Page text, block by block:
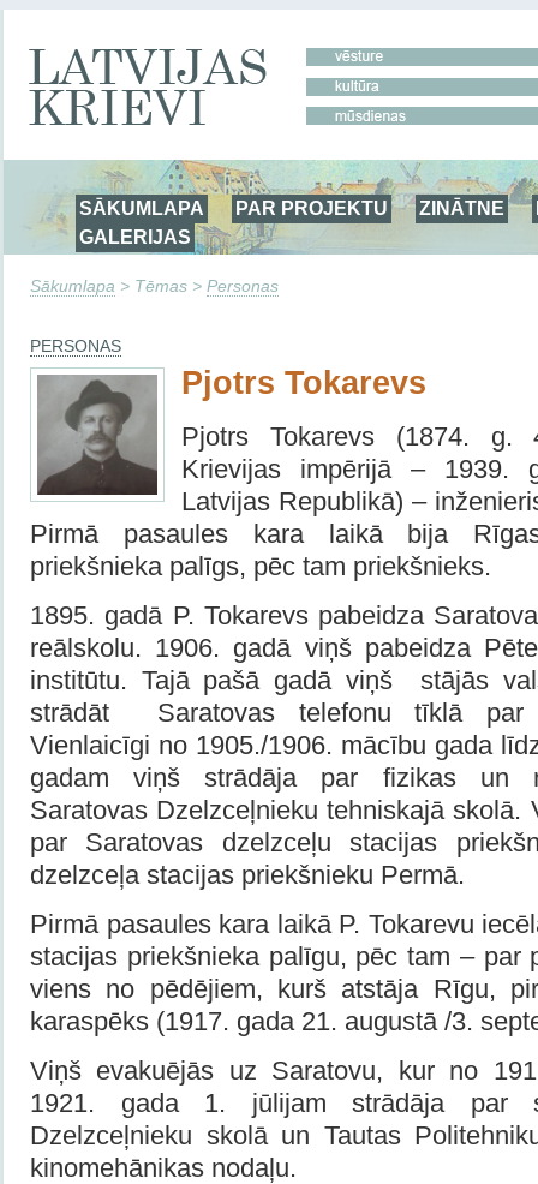
SĀKUMLAPA PAR PROJEKTU ZINĀTNE
GALERIJAS
Sākumlapa > Tēmas > Personas
PERSONAS
Pjotrs Tokarevs
Pjotrs Tokarevs (1874.
Krievijas impērijā – 1939.
Latvijas Republikā) –
Pirmā pasaules kara laikā bija
priekšnieka palīgs, pēc tam priekšnieks.
1895. gadā P. Tokarevs pabeidza
reālskolu. 1906. gadā viņš pabeidza
institūtu. Tajā pašā gadā viņš stājās
strādāt Saratovas telefonu tīklā par
Vienlaicīgi no 1905./1906. mācību gada
gadam viņš strādāja par fizikas un
Saratovas Dzelzceļnieku tehniskajā skolā.
par Saratovas dzelzceļu stacijas
dzelzceļa stacijas priekšnieku Permā.
Pirmā pasaules kara laikā P. Tokarevu
stacijas priekšnieka palīgu, pēc tam – par
viens no pēdējiem, kurš atstāja Rīgu,
karaspēks (1917. gada 21. augustā /3.
Viņš evakuējās uz Saratovu, kur no
1921. gada 1. jūlijam strādāja par
Dzelzceļnieku skolā un Tautas
kinomehānikas nodaļu.